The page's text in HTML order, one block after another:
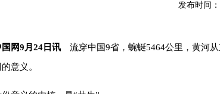
发布时间
国网9月24日讯 流穿中国9省，蜿蜒5464公里，黄河
意义。